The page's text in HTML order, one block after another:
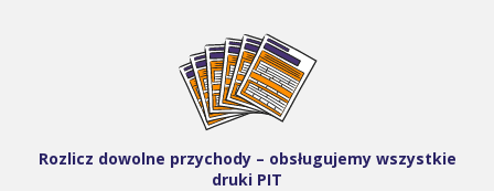
Rozlicz dowolne przychody – obsługujemy wszystkie
druki PIT